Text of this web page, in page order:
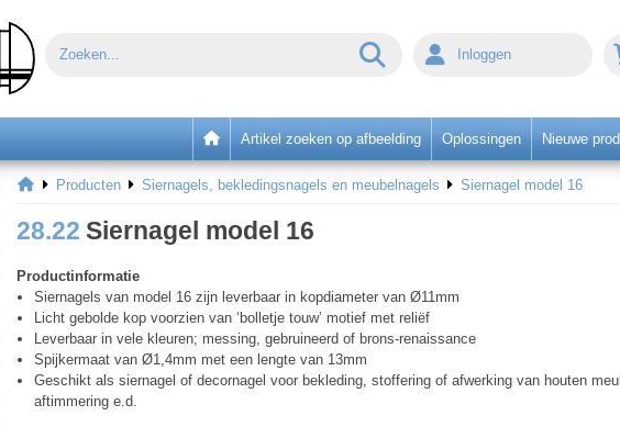
Inloggen
Artikel zoeken op afbeelding Oplossingen Nieuwe
Producten Siernagels, bekledingsnagels en meubelnagels Siernagel model 16
28.22 Siernagel model 16
Productinformatie
Siernagels van model 16 zijn leverbaar in kopdiameter van Ø11mm
Licht gebolde kop voorzien van ‘bolletje touw’ motief met reliëf
Leverbaar in vele kleuren; messing, gebruineerd of brons-renaissance
Spijkermaat van Ø1,4mm met een lengte van 13mm
Geschikt als siernagel of decornagel voor bekleding, stoffering of afwerking van houten
aftimmering e.d.